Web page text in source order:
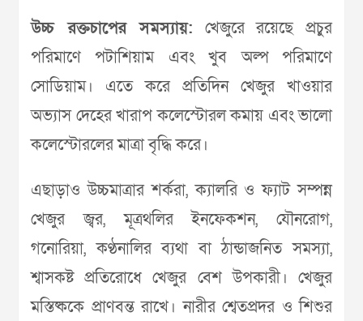
উচ্চ রক্তচাপের সমস্যায়: খেজুরে রয়েছে প্রচুর
পরিমাণে পটাশিয়াম এবং খুব অল্প পরিমাণে
সোডিয়াম। এতে করে প্রতিদিন খেজুর খাওয়ার
অভ্যাস দেহের খারাপ কলেস্টোরল কমায় এবং ভালো
কলেস্টোরলের মাত্রা বৃদ্ধি করে।
এছাড়াও উচ্চমাত্রার শর্করা, ক্যালরি ও ফ্যাট সম্পন্ন
খেজুর জ্বর, মূত্রথলির ইনফেকশন, যৌনরোগ,
গনোরিয়া, কণ্ঠনালির ব্যথা বা ঠান্ডাজনিত সমস্যা,
শ্বাসকষ্ট প্রতিরোধে খেজুর বেশ উপকারী। খেজুর
মস্তিষ্ককে প্রাণবন্ত রাখে। নারীর শ্বেতপ্রদর ও শিশুর